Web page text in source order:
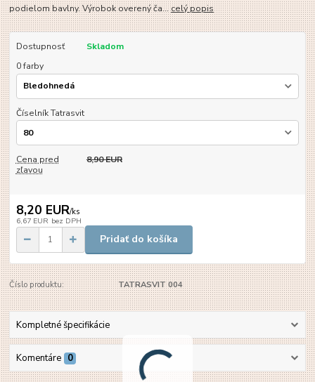
podielom bavlny. Výrobok overený ča...celý popis
Dostupnosť
Skladom
0 farby
Číselník Tatrasvit
Cena pred
zľavou
8,90 EUR
8,20 EUR/ks
6,67 EUR bez DPH
Pridať do košíka
Číslo produktu: TATRASVIT 004
Kompletné špecifikácie
Komentáre 0